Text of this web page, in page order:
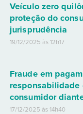
Veículo zero
proteção do
jurisprudência
19/12/2025 às 12h17
Fraude em
responsabilidade
consumidor
17/12/2025 às 14h40